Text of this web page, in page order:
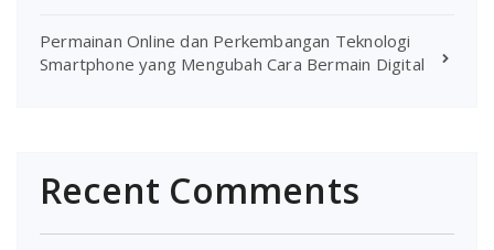
Permainan Online dan Perkembangan Teknologi
Smartphone yang Mengubah Cara Bermain Digital
Recent Comments